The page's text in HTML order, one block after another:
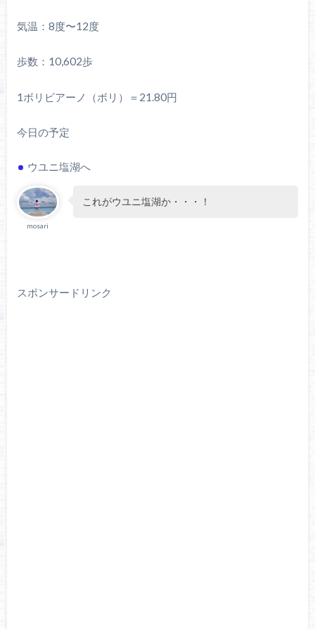
気温：8度〜12度
歩数：10,602歩
1ボリビアーノ（ボリ）＝21.80円
今日の予定
ウユニ塩湖へ
mosari
これがウユニ塩湖か・・・！
スポンサードリンク